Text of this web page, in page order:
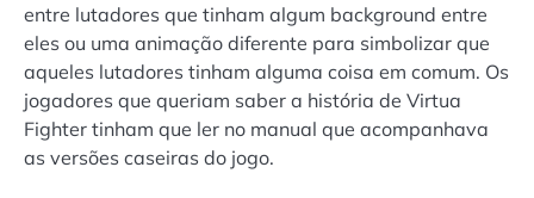
entre lutadores que tinham algum background entre
eles ou uma animação diferente para simbolizar que
aqueles lutadores tinham alguma coisa em comum. Os
jogadores que queriam saber a história de Virtua
Fighter tinham que ler no manual que acompanhava
as versões caseiras do jogo.